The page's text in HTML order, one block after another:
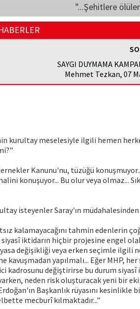
"...Şehitlere
SAYGI DUYMAMA
Mehmet Tezkan, 07
kurultay meselesiyle ilgili hemen
Kanunu'nu, tüzüğü
konuşuyor... Bu olur veya olmaz...
isteyenler Saray'ın müdahalesinden
kalamayacağını tahmin edenlerin
iktidarın hiçbir projesine engel
değişikliği veya erken seçimle ilgili
yapılmalı... Eğer MHP,
kadrosunu değiştirirse bu durum
neden risk oluşturacak yeni bir
Başkanlık rüyasını kesinlikle
mecburî kılmaktadır..."